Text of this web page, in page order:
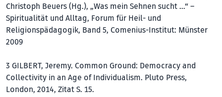
Christoph Beuers (Hg.), „Was mein Sehnen sucht …“ –
Spiritualität und Alltag, Forum für Heil- und
Religionspädagogik, Band 5, Comenius-Institut: Münster
2009
3 GILBERT, Jeremy. Common Ground: Democracy and
Collectivity in an Age of Individualism. Pluto Press,
London, 2014, Zitat S. 15.